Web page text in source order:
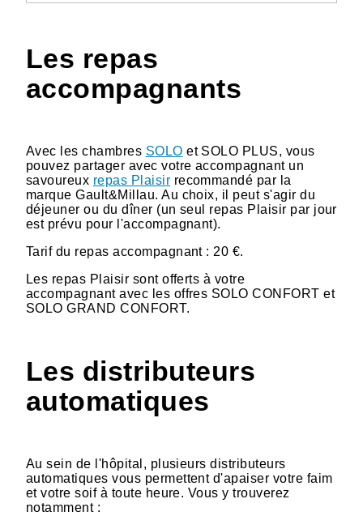
Les repas
accompagnants
Avec les chambres SOLO et SOLO PLUS, vous
pouvez partager avec votre accompagnant un
savoureux repas Plaisir recommandé par la
marque Gault&Millau. Au choix, il peut s'agir du
déjeuner ou du dîner (un seul repas Plaisir par jour
est prévu pour l'accompagnant).
Tarif du repas accompagnant : 20 €.
Les repas Plaisir sont offerts à votre
accompagnant avec les offres SOLO CONFORT et
SOLO GRAND CONFORT.
Les distributeurs
automatiques
Au sein de l'hôpital, plusieurs distributeurs
automatiques vous permettent d'apaiser votre faim
et votre soif à toute heure. Vous y trouverez
notamment :